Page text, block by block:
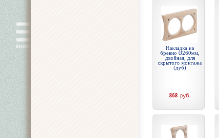
Накладка на
бревно Ø260мм,
двойная, для
скрытого монтажа
(дуб)
868 руб.